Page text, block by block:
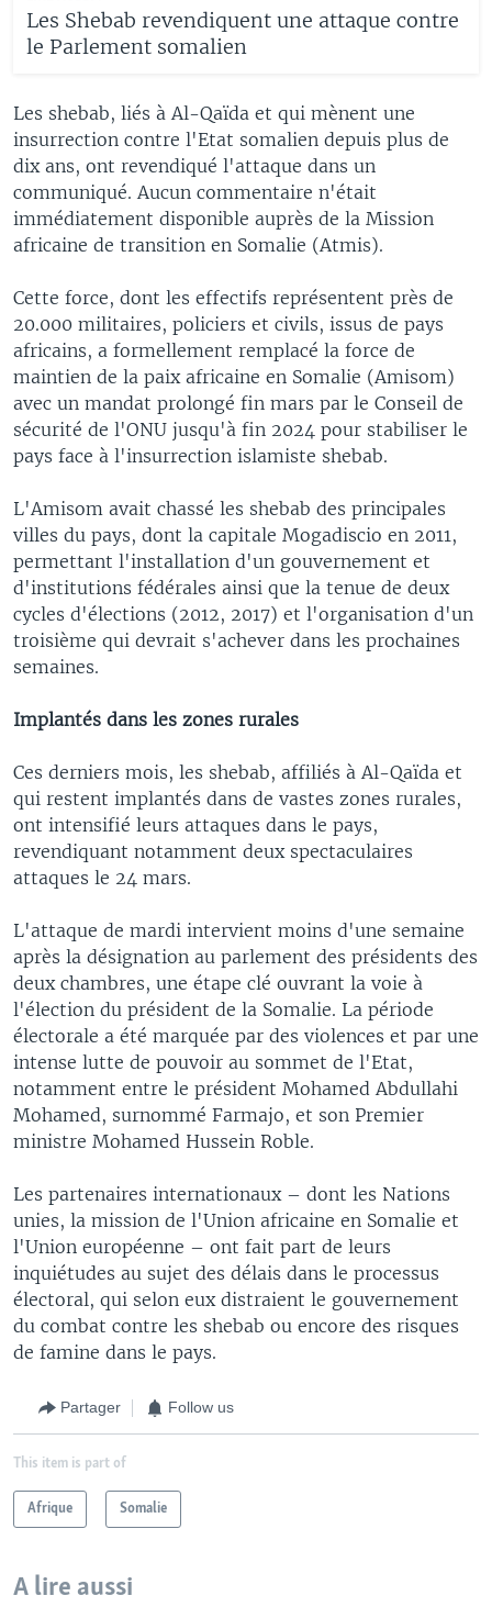
Les Shebab revendiquent une attaque contre
le Parlement somalien
Les shebab, liés à Al-Qaïda et qui mènent une
insurrection contre l'Etat somalien depuis plus de
dix ans, ont revendiqué l'attaque dans un
communiqué. Aucun commentaire n'était
immédiatement disponible auprès de la Mission
africaine de transition en Somalie (Atmis).
Cette force, dont les effectifs représentent près de
20.000 militaires, policiers et civils, issus de pays
africains, a formellement remplacé la force de
maintien de la paix africaine en Somalie (Amisom)
avec un mandat prolongé fin mars par le Conseil de
sécurité de l'ONU jusqu'à fin 2024 pour stabiliser le
pays face à l'insurrection islamiste shebab.
L'Amisom avait chassé les shebab des principales
villes du pays, dont la capitale Mogadiscio en 2011,
permettant l'installation d'un gouvernement et
d'institutions fédérales ainsi que la tenue de deux
cycles d'élections (2012, 2017) et l'organisation d'un
troisième qui devrait s'achever dans les prochaines
semaines.
Implantés dans les zones rurales
Ces derniers mois, les shebab, affiliés à Al-Qaïda et
qui restent implantés dans de vastes zones rurales,
ont intensifié leurs attaques dans le pays,
revendiquant notamment deux spectaculaires
attaques le 24 mars.
L'attaque de mardi intervient moins d'une semaine
après la désignation au parlement des présidents des
deux chambres, une étape clé ouvrant la voie à
l'élection du président de la Somalie. La période
électorale a été marquée par des violences et par une
intense lutte de pouvoir au sommet de l'Etat,
notamment entre le président Mohamed Abdullahi
Mohamed, surnommé Farmajo, et son Premier
ministre Mohamed Hussein Roble.
Les partenaires internationaux – dont les Nations
unies, la mission de l'Union africaine en Somalie et
l'Union européenne – ont fait part de leurs
inquiétudes au sujet des délais dans le processus
électoral, qui selon eux distraient le gouvernement
du combat contre les shebab ou encore des risques
de famine dans le pays.
Partager Follow us
This item is part of
Afrique Somalie
A lire aussi